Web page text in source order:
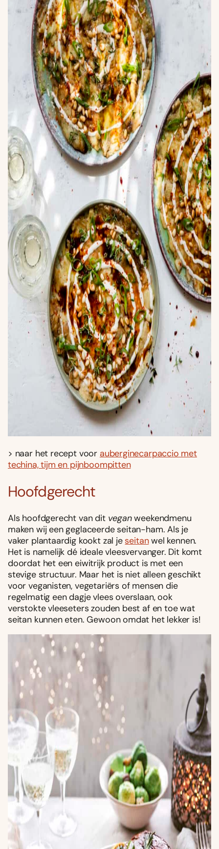
> naar het recept voor auberginecarpaccio met
techina, tijm en pijnboompitten
Hoofdgerecht
Als hoofdgerecht van dit veganweekendmenu
maken wij een geglaceerde seitan-ham. Als je
vaker plantaardig kookt zal je seitanwel kennen.
Het is namelijk dé ideale vleesvervanger. Dit komt
doordat het een eiwitrijk product is met een
stevige structuur. Maar het is niet alleen geschikt
voor veganisten, vegetariërs of mensen die
regelmatig een dagje vlees overslaan, ook
verstokte vleeseters zouden best af en toe wat
seitan kunnen eten. Gewoon omdat het lekker is!